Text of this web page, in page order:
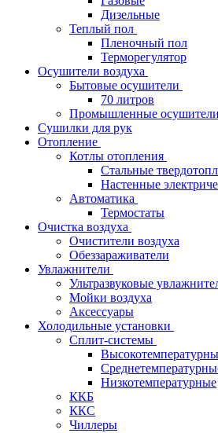
Дизельные
Теплый пол
Пленочный пол
Терморегулятор
Осушители воздуха
Бытовые осушители
70 литров
Промышленные осушители
Сушилки для рук
Отопление
Котлы отопления
Стальные
Настенные
Автоматика
Термостаты
Очистка воздуха
Очистители воздуха
Обеззараживатели
Увлажнители
Ультразвуковые
Мойки воздуха
Аксессуары
Холодильные установки
Сплит-системы
Низкотемпературные
ККБ
ККС
Чиллеры